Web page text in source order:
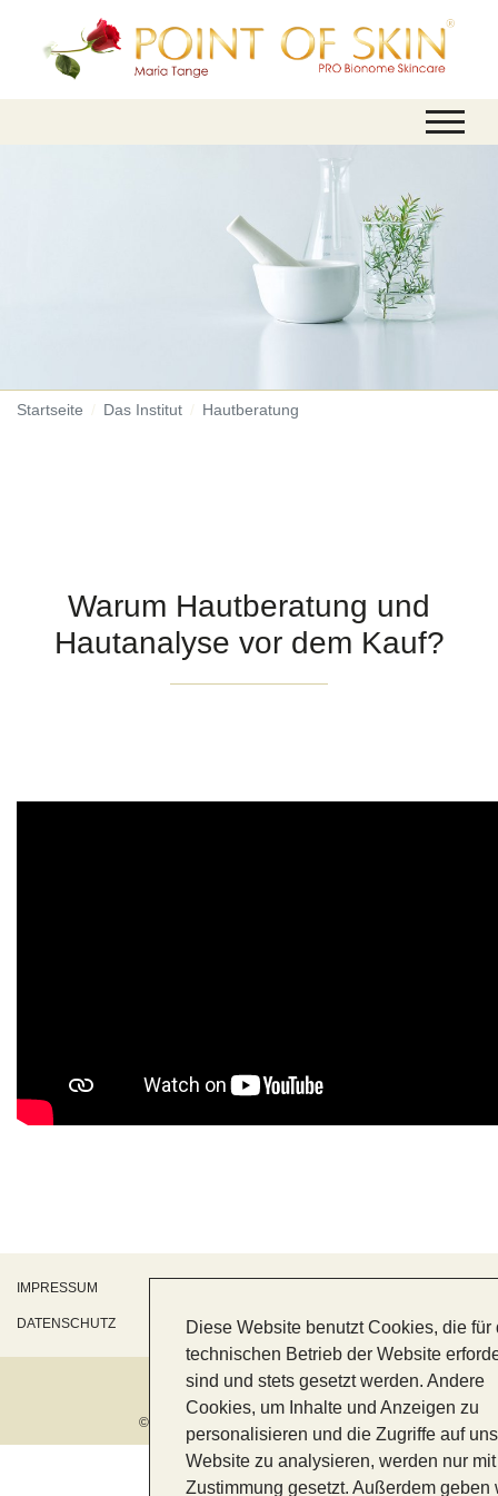
Diese Website benutzt Cookies, die für
technischen Betrieb der Website
sind und stets gesetzt werden. Andere
Cookies, um Inhalte und Anzeigen zu
personalisieren und die Zugriffe auf
Website zu analysieren, werden nur
Zustimmung gesetzt. Außerdem geben
Startseite Das Institut Hautberatung
Warum Hautberatung und
Hautanalyse vor dem Kauf?
IMPRESSUM
DATENSCHUTZ
© 2026 Point of Skin Kosmetikinstitut